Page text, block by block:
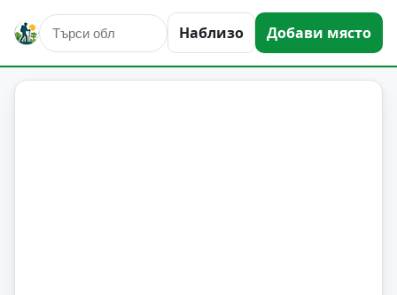
Наблизо Добави място
Колена Област: Стара Загора